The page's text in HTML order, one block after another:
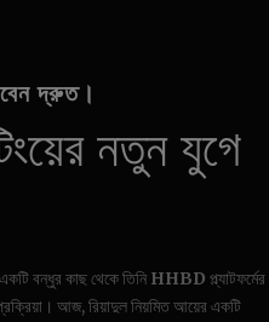
দ্রুত।
নতুন যুগে
বন্ধুর কাছ থেকে তিনি HHBD প্ল্যাটফর্মের
প্রক্রিয়া। আজ, রিয়াদুল নিয়মিত আয়ের একটি